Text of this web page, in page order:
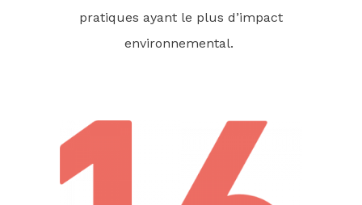
pratiques ayant le plus d’impact
environnemental.